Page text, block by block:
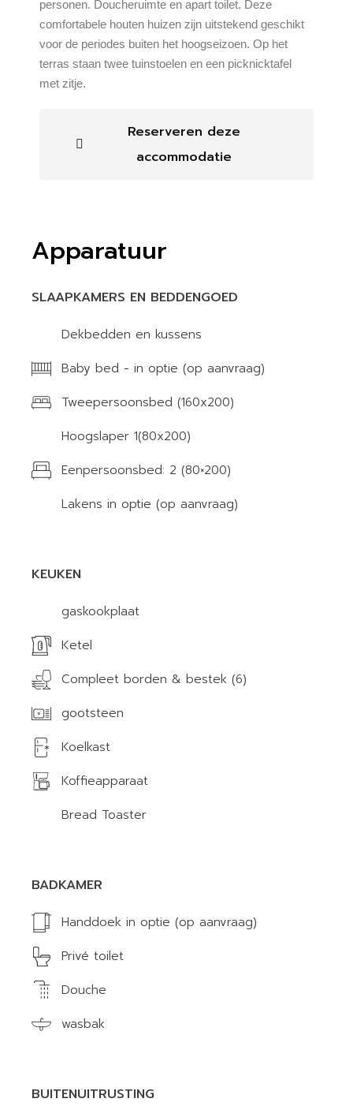
personen. Doucheruimte en apart toilet. Deze
comfortabele houten huizen zijn uitstekend geschikt
voor de periodes buiten het hoogseizoen. Op het
terras staan twee tuinstoelen en een picknicktafel
met zitje.
Reserveren deze
accommodatie
Apparatuur
SLAAPKAMERS EN BEDDENGOED
Dekbedden en kussens
Baby bed - in optie (op aanvraag)
Tweepersoonsbed (160x200)
Hoogslaper 1(80x200)
Eenpersoonsbed: 2 (80×200)
Lakens in optie (op aanvraag)
KEUKEN
gaskookplaat
Ketel
Compleet borden & bestek (6)
gootsteen
Koelkast
Koffieapparaat
Bread Toaster
BADKAMER
Handdoek in optie (op aanvraag)
Privé toilet
Douche
wasbak
BUITENUITRUSTING